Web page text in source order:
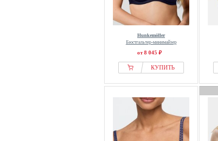
Hunkemöller
Бюстгальтер-минимайзер
от 8 045 ₽
КУПИТЬ